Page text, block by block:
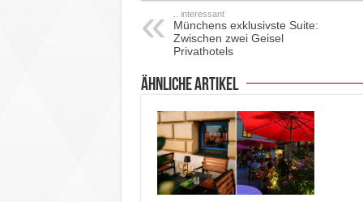
.. interessant
Münchens exklusivste Suite:
Zwischen zwei Geisel
Privathotels
ähnliche Artikel